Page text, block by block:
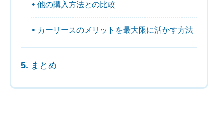
他の購入方法との比較
カーリースのメリットを最大限に活かす方法
まとめ